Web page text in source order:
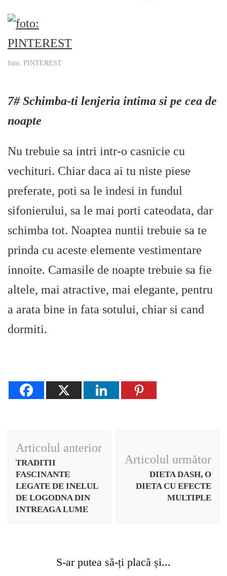
foto: PINTEREST
7# Schimba-ti lenjeria intima si pe cea de
noapte
Nu trebuie sa intri intr-o casnicie cu
vechituri. Chiar daca ai tu niste piese
preferate, poti sa le indesi in fundul
sifonierului, sa le mai porti cateodata, dar
schimba tot. Noaptea nuntii trebuie sa te
prinda cu aceste elemente vestimentare
innoite. Camasile de noapte trebuie sa fie
altele, mai atractive, mai elegante, pentru
a arata bine in fata sotului, chiar si cand
dormiti.
Navigare
în
articole
Articolul anterior
TRADITII
FASCINANTE
LEGATE DE INELUL
DE LOGODNA DIN
INTREAGA LUME
Articolul următor
DIETA DASH, O
DIETA CU EFECTE
MULTIPLE
S-ar putea să-ți placă și...